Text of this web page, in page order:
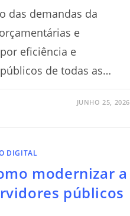
das demandas da
e
eficiência e
de todas as…
JUNHO 25, 2026
DIGITAL
modernizar a
públicos